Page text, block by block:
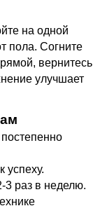
на одной
пола. Согните
вернитесь
улучшает
успеху.
3 раз в неделю.